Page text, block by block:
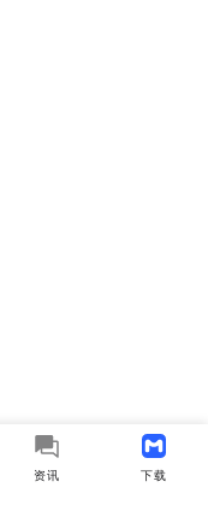
资讯 下载APP